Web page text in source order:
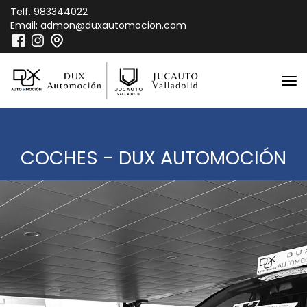
Telf. 983344022
Email: admon@duxautomocion.com
COCHES - DUX AUTOMOCIÓN